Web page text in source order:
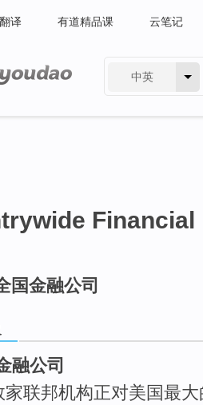
翻译 有道精品课 云笔记
中英
Financial
国金融公司
融公司
家联邦机构正对美国最